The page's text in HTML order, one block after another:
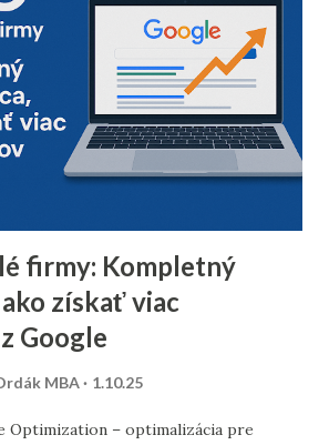
vám pomôže zvýšiť mieru
riziko, že vaše e-maily skončia v
sa najmä na tých príjemcov, ktorí
e-maily – zvážte, či má zmysel ich
kampaňou, alebo ich radšej
2. Segmentácia kontaktov podľa
firmy: Kompletný
získať viac
Google
MBA 1.10.25
Optimization – optimalizácia pre